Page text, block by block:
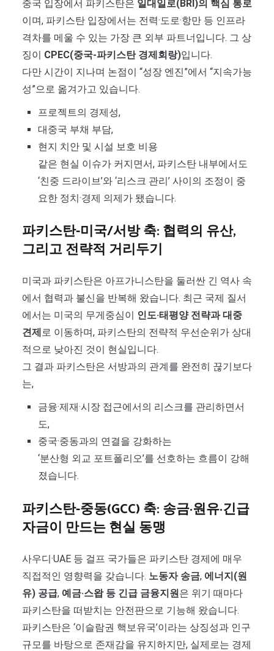
중국 입장에서 파키스탄은 일대일로(BRI)의 핵심 통로
이며, 파키스탄 입장에서는 전력·도로·항만 등 인프라
격차를 메울 수 있는 가장 큰 외부 파트너입니다. 그 상
징이 CPEC(중국-파키스탄 경제회랑)입니다.
다만 시간이 지나며 논점이 “성장 엔진”에서 “지속가능
성”으로 옮겨가고 있습니다.
프로젝트의 경제성,
대중국 부채 부담,
현지 치안 및 시설 보호 비용
같은 현실 이슈가 커지면서, 파키스탄 내부에서도
‘친중 드라이브’와 ‘리스크 관리’ 사이의 조정이 중
요한 정치·경제 의제가 됐습니다.
파키스탄-미국/서방 축: 협력의 유산,
그리고 전략적 거리두기
미국과 파키스탄은 아프가니스탄을 둘러싼 긴 역사 속
에서 협력과 불신을 반복해 왔습니다. 최근 국제 질서
에서는 미국의 무게중심이 인도·태평양 전략과 대중
견제 로 이동하며, 파키스탄의 전략적 우선순위가 상대
적으로 낮아진 것이 현실입니다.
그 결과 파키스탄은 서방과의 관계를 완전히 끊기보다
는,
금융·제재·시장 접근에서의 리스크를 관리하면서
도,
중국·중동과의 연결을 강화하는
‘분산형 외교 포트폴리오’를 선호하는 흐름이 강해
졌습니다.
파키스탄-중동(GCC) 축: 송금·원유·긴급
자금이 만드는 현실 동맹
사우디·UAE 등 걸프 국가들은 파키스탄 경제에 매우
직접적인 영향력을 갖습니다. 노동자 송금, 에너지(원
유) 공급, 예금·스왑 등 긴급 금융지원은 위기 때마다
파키스탄을 떠받치는 안전판으로 기능해 왔습니다.
파키스탄은 ‘이슬람권 핵보유국’이라는 상징성과 인구
규모를 바탕으로 존재감을 유지하지만, 실제로는 경제